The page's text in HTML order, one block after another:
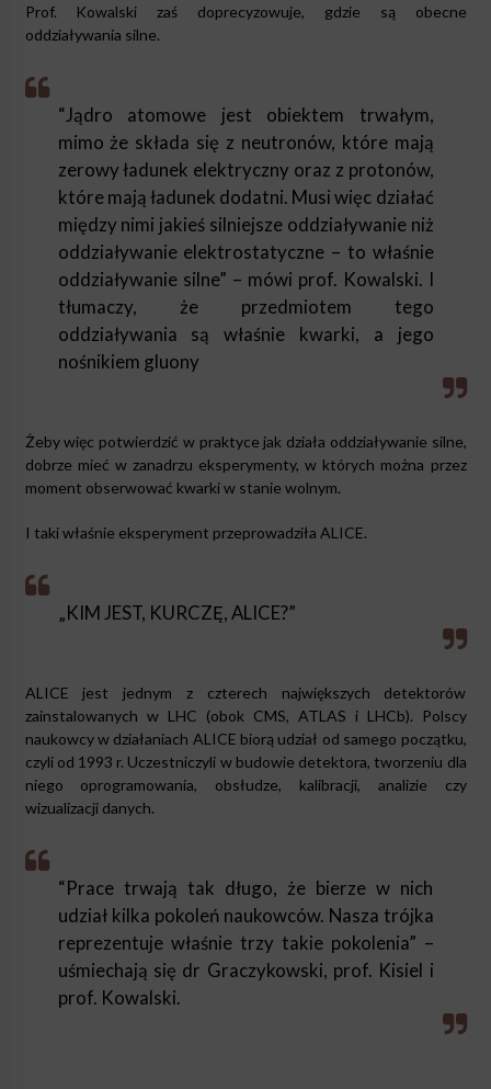
Prof. Kowalski zaś doprecyzowuje, gdzie są obecne
oddziaływania silne.
“Jądro atomowe jest obiektem trwałym,
mimo że składa się z neutronów, które mają
zerowy ładunek elektryczny oraz z protonów,
które mają ładunek dodatni. Musi więc działać
między nimi jakieś silniejsze oddziaływanie niż
oddziaływanie elektrostatyczne – to właśnie
oddziaływanie silne” – mówi prof. Kowalski. I
tłumaczy, że przedmiotem tego
oddziaływania są właśnie kwarki, a jego
nośnikiem gluony
Żeby więc potwierdzić w praktyce jak działa oddziaływanie silne,
dobrze mieć w zanadrzu eksperymenty, w których można przez
moment obserwować kwarki w stanie wolnym.
I taki właśnie eksperyment przeprowadziła ALICE.
„KIM JEST, KURCZĘ, ALICE?”
ALICE jest jednym z czterech największych detektorów
zainstalowanych w LHC (obok CMS, ATLAS i LHCb). Polscy
naukowcy w działaniach ALICE biorą udział od samego początku,
czyli od 1993 r. Uczestniczyli w budowie detektora, tworzeniu dla
niego oprogramowania, obsłudze, kalibracji, analizie czy
wizualizacji danych.
“Prace trwają tak długo, że bierze w nich
udział kilka pokoleń naukowców. Nasza trójka
reprezentuje właśnie trzy takie pokolenia” –
uśmiechają się dr Graczykowski, prof. Kisiel i
prof. Kowalski.